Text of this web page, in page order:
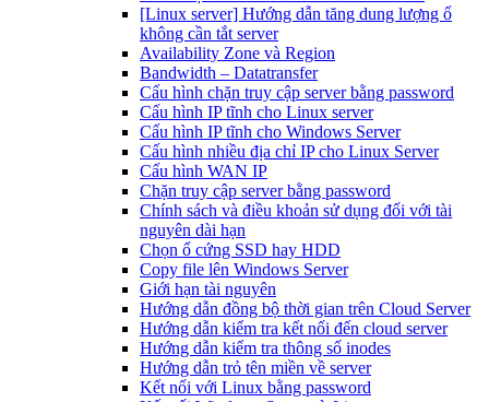
[Linux server] Hướng dẫn tăng dung lượng ổ
không cần tắt server
Availability Zone và Region
Bandwidth – Datatransfer
Cấu hình chặn truy cập server bằng password
Cấu hình IP tĩnh cho Linux server
Cấu hình IP tĩnh cho Windows Server
Cấu hình nhiều địa chỉ IP cho Linux Server
Cấu hình WAN IP
Chặn truy cập server bằng password
Chính sách và điều khoản sử dụng đối với tài
nguyên dài hạn
Chọn ổ cứng SSD hay HDD
Copy file lên Windows Server
Giới hạn tài nguyên
Hướng dẫn đồng bộ thời gian trên Cloud Server
Hướng dẫn kiểm tra kết nối đến cloud server
Hướng dẫn kiểm tra thông số inodes
Hướng dẫn trỏ tên miền về server
Kết nối với Linux bằng password